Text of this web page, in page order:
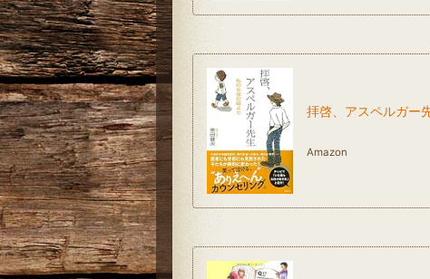
拝啓、アスペルガー
Amazon